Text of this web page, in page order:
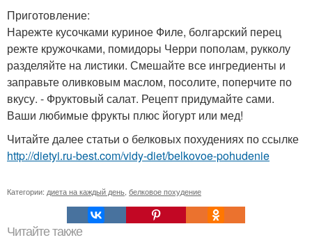
Приготовление:
Нарежте кусочками куриное Филе, болгарский перец
режте кружочками, помидоры Черри пополам, рукколу
разделяйте на листики. Смешайте все ингредиенты и
заправьте оливковым маслом, посолите, поперчите по
вкусу. - Фруктовый салат. Рецепт придумайте сами.
Ваши любимые фрукты плюс йогурт или мед!
Читайте далее статьи о белковых похудениях по ссылке
http://dietyi.ru-best.com/vidy-diet/belkovoe-pohudenie
Категории: диета на каждый день белковое похудение
Читайте также